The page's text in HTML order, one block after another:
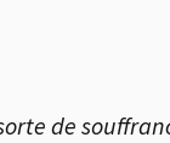
(Au
de